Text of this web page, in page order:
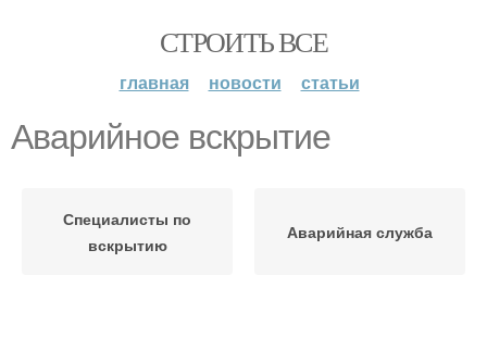
СТРОИТЬ ВСЕ
главная новости статьи
Аварийное вскрытие
Специалисты по
вскрытию
Аварийная служба